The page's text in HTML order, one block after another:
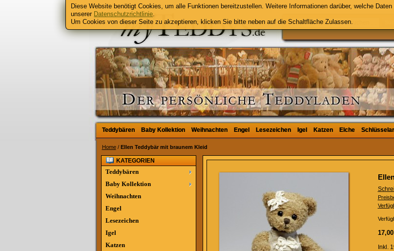
Teddybären Baby Kollektion Weihnachten Engel Lesezeichen Igel Katzen Elche
Teddybären Baby Kollektion Weihnachten Engel Lesezeichen Igel Katzen Elche
Home / Ellen Teddybär mit braunem Kleid
Inkl.
KATEGORIEN
Teddybären
Baby Kollektion
Weihnachten
Engel
Lesezeichen
Igel
Katzen
Diese Website benötigt Cookies, um alle Funktionen bereitzustellen. Weitere Informationen darüber, welche
unserer Datenschutzrichtlinie.
Um Cookies von dieser Seite zu akzeptieren, klicken Sie bitte neben auf die Schaltfläche Zulassen.